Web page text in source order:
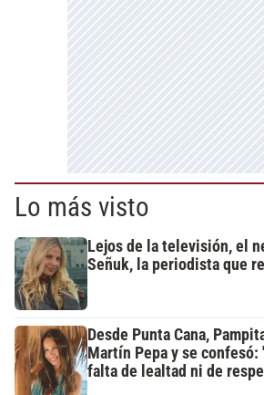
Lo más visto
Lejos de la televisión, el
Señuk, la periodista que
Desde Punta Cana,
Martín Pepa y se confesó:
falta de lealtad ni de